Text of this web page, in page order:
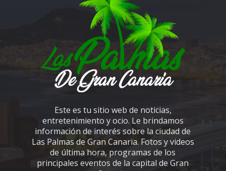
Este es tu sitio web de noticias,
entretenimiento y ocio. Le brindamos
información de interés sobre la ciudad de
Las Palmas de Gran Canaria. Fotos y videos
de última hora, programas de los
principales eventos de la capital de Gran